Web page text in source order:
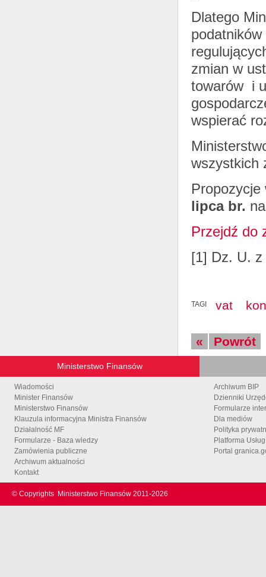
Dlatego
zmian w
towarów i
wspierać
wszystkich
Propozycje
lipca br.
Przejdź do
[1] Dz. U.
TAGI vat
« Powrót
Ministerstwo Finansów
Wiadomości
Minister Finansów
Ministerstwo Finansów
Klauzula informacyjna Ministra Finansów
Działalność MF
Formularze - Baza wiedzy
Zamówienia publiczne
Archiwum aktualności
Kontakt
Archiwum BIP
Dzienniki
Formularze
Dla mediów
Polityka
Platforma
Portal
© Copyrights Ministerstwo Finansów 2011-2026